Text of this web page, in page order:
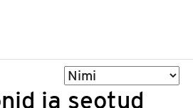
Sorteeri
ja seotud